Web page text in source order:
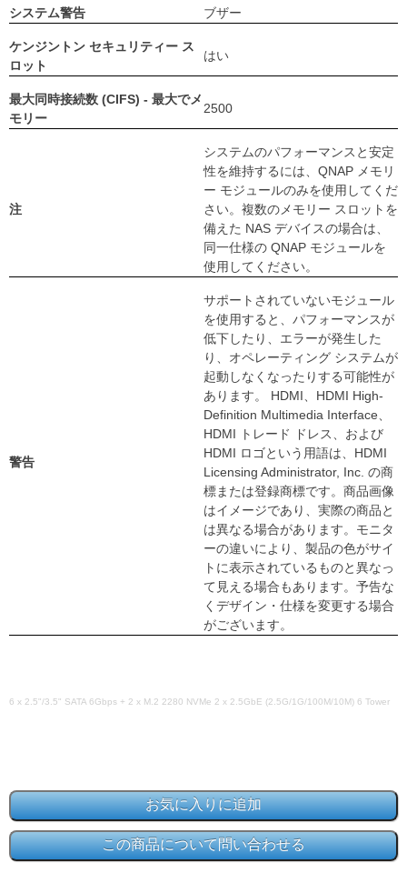
システム警告 ブザー
ケンジントン セキュリティー ス
ロット
はい
最大同時接続数 (CIFS) - 最大でメ
モリー
2500
注
システムのパフォーマンスと安定
性を維持するには、QNAP メモリ
ー モジュールのみを使用してくだ
さい。複数のメモリー スロットを
備えた NAS デバイスの場合は、
同一仕様の QNAP モジュールを
使用してください。
警告
サポートされていないモジュール
を使用すると、パフォーマンスが
低下したり、エラーが発生した
り、オペレーティング システムが
起動しなくなったりする可能性が
あります。 HDMI、HDMI High-
Definition Multimedia Interface、
HDMI トレード ドレス、および
HDMI ロゴという用語は、HDMI
Licensing Administrator, Inc. の商
標または登録商標です。商品画像
はイメージであり、実際の商品と
は異なる場合があります。モニタ
ーの違いにより、製品の色がサイ
トに表示されているものと異なっ
て見える場合もあります。予告な
くデザイン・仕様を変更する場合
がございます。
6 x 2.5"/3.5" SATA 6Gbps + 2 x M.2 2280 NVMe 2 x 2.5GbE (2.5G/1G/100M/10M) 6 Tower